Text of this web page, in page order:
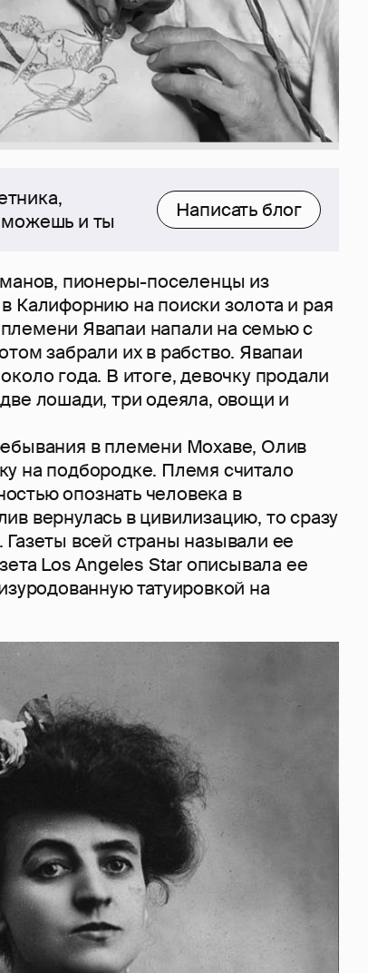
можешь и ты
Написать блог
пионеры-поселенцы из
Калифорнию на поиски золота и рая
Явапаи напали на семью с
забрали их в рабство. Явапаи
года. В итоге, девочку продали
лошади, три одеяла, овощи и
в племени Мохаве, Олив
на подбородке. Племя считало
опознать человека в
вернулась в цивилизацию, то сразу
всей страны называли ее
Los Angeles Star описывала ее
татуировкой на